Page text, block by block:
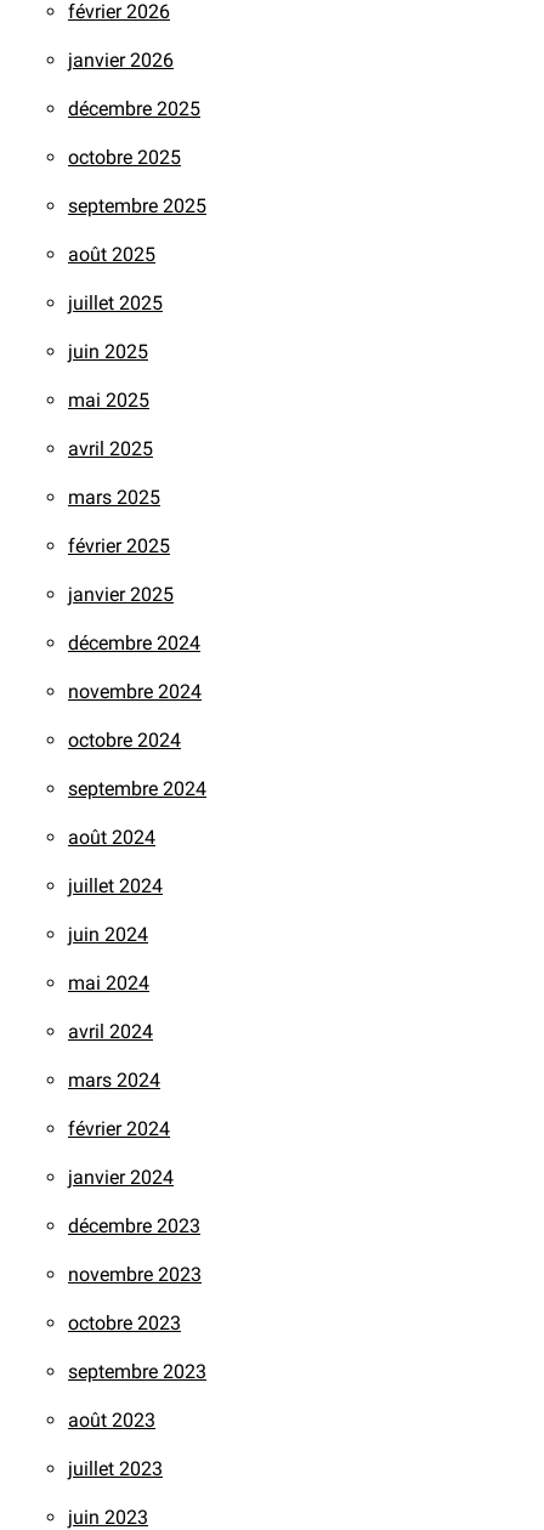
février 2026
janvier 2026
décembre 2025
octobre 2025
septembre 2025
août 2025
juillet 2025
juin 2025
mai 2025
avril 2025
mars 2025
février 2025
janvier 2025
décembre 2024
novembre 2024
octobre 2024
septembre 2024
août 2024
juillet 2024
juin 2024
mai 2024
avril 2024
mars 2024
février 2024
janvier 2024
décembre 2023
novembre 2023
octobre 2023
septembre 2023
août 2023
juillet 2023
juin 2023